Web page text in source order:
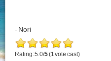
- Nori
Rating: 5.0/5(1 vote cast)